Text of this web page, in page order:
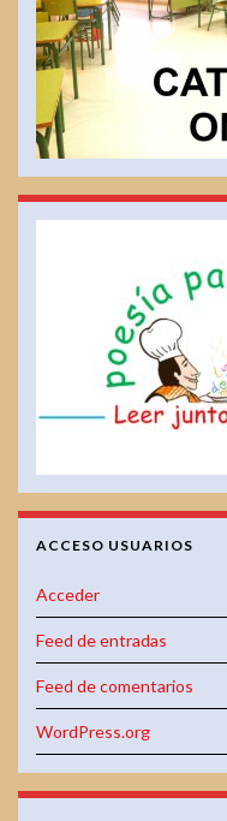
ACCESO USUARIOS
Acceder
Feed de entradas
Feed de comentarios
WordPress.org